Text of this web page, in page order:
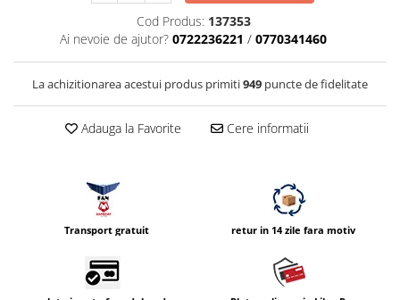
Cabluri si Patine Sincron
Alimentare auxiliara blitz
Protectie patina apa, ploaie
Huse protectie blitz extern
Huse protectie filtre gel
Accesorii Aparate Digitale
Carduri memorie, Cititoare
Cod Produs: 137353
Ai nevoie de ajutor? 0722236221 / 0770341460
La achizitionarea acestui produs primiti949 puncte de fidelitate
Adauga la Favorite Cere informatii
Transport gratuit retur in 14 zile fara motiv